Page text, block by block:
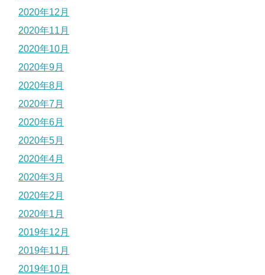
2020年12月
2020年11月
2020年10月
2020年9月
2020年8月
2020年7月
2020年6月
2020年5月
2020年4月
2020年3月
2020年2月
2020年1月
2019年12月
2019年11月
2019年10月